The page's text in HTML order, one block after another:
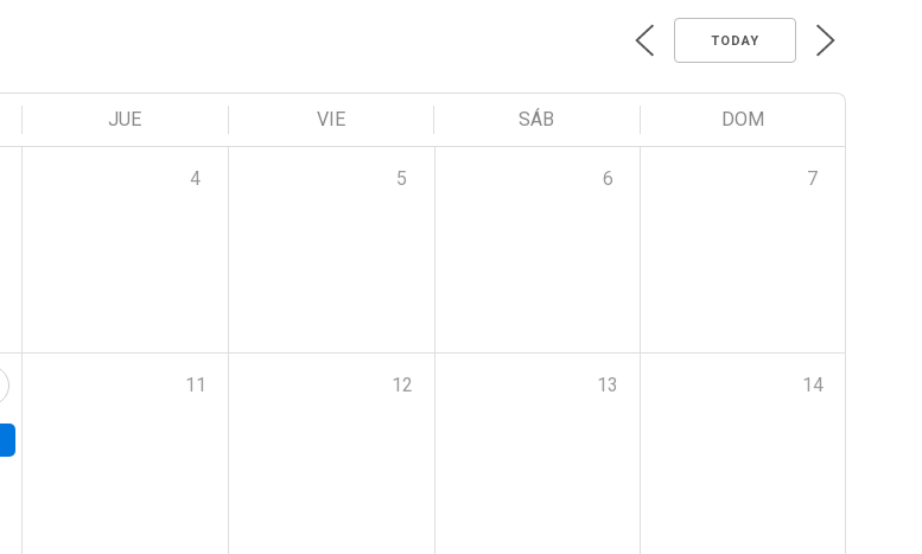
TODAY
JUE VIE SÁB DOM
4 5 6 7
11 12 13 14